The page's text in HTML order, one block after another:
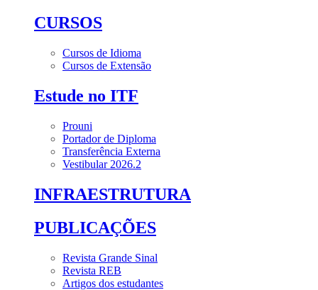
CURSOS
Cursos de Idioma
Cursos de Extensão
Estude no ITF
Prouni
Portador de Diploma
Transferência Externa
Vestibular 2026.2
INFRAESTRUTURA
PUBLICAÇÕES
Revista Grande Sinal
Revista REB
Artigos dos estudantes